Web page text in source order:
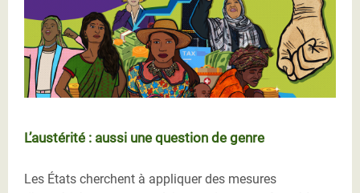
L’austérité : aussi une question de genre
Les États cherchent à appliquer des mesures